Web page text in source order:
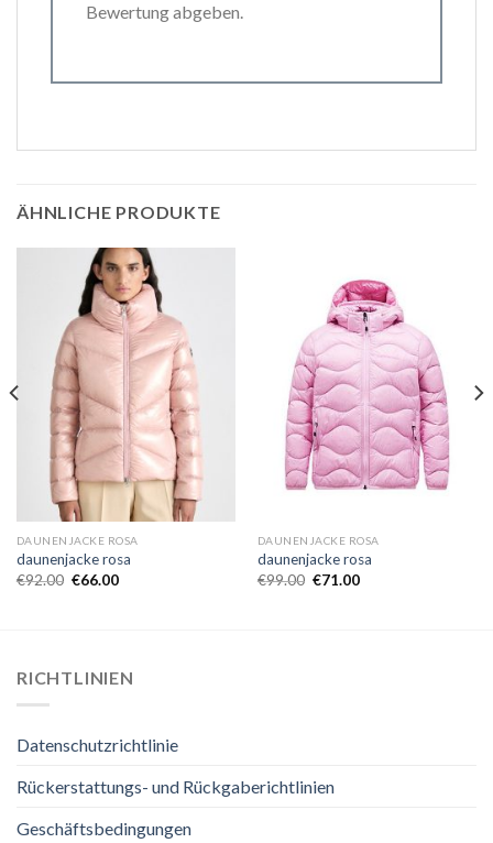
Bewertung abgeben.
ÄHNLICHE PRODUKTE
DAUNENJACKE ROSA
daunenjacke rosa
€92.00 €66.00
DAUNENJACKE ROSA
daunenjacke rosa
€99.00 €71.00
RICHTLINIEN
Datenschutzrichtlinie
Rückerstattungs- und Rückgaberichtlinien
Geschäftsbedingungen